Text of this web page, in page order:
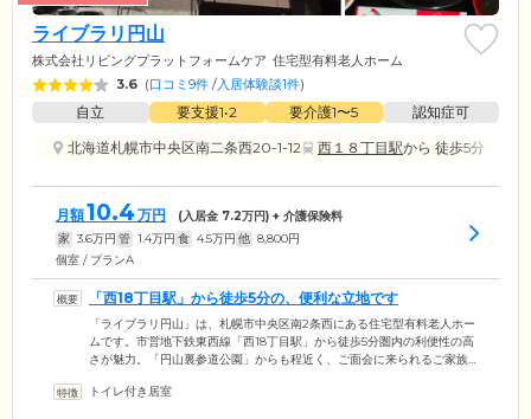
ライブラリ円山
株式会社リビングプラットフォームケア 住宅型有料老人ホーム
3.6 (口コミ9件 /入居体験談1件)
自立 要支援1•2 要介護1〜5
認知症可
北海道札幌市中央区南二条西20-1-12
西１８丁目駅から 徒歩5分
月額10.4 万円 (入居金 7.2万円) + 介護保険料
家 3.6万円 管 1.4万円 食 4.5万円 他 8,800円
個室 / プランA
「西18丁目駅」から徒歩5分の、便利な立地です
「ライブラリ円山」は、札幌市中央区南2条西にある住宅型有料老人ホー
ムです。市営地下鉄東西線「西18丁目駅」から徒歩5分圏内の利便性の高
さが魅力。「円山裏参道公園」からも程近く、ご面会に来られるご家族
ので、ぜひお気軽にお立ち寄りください。当ホームでは、 ご入居者様・
トイレ付き居室